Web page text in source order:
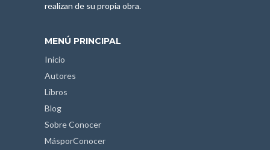
realizan de su propia obra.
MENÚ PRINCIPAL
Inicio
Autores
Libros
Blog
Sobre Conocer
MásporConocer